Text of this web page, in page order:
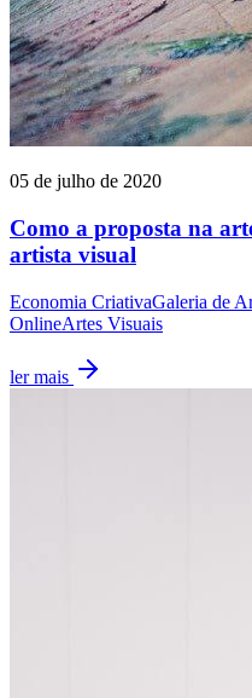
05 de julho de 2020
Como a proposta na
artista visual
Economia CriativaGaleria de
OnlineArtes Visuais
ler mais